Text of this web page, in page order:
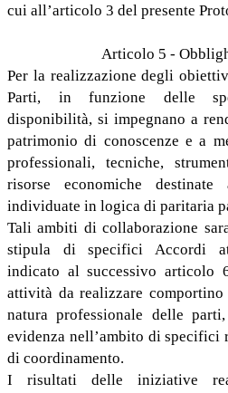
cui all’articolo 3 del presente
Articolo 5 -
Per la realizzazione degli
Parti, in funzione delle
disponibilità, si impegnano a
patrimonio di conoscenze e a
professionali, tecniche,
risorse economiche destinate
individuate in logica di paritaria
Tali ambiti di collaborazione
stipula di specifici Accordi
indicato al successivo
attività da realizzare
natura professionale delle
evidenza nell’ambito di specifici
di coordinamento.
I risultati delle iniziative